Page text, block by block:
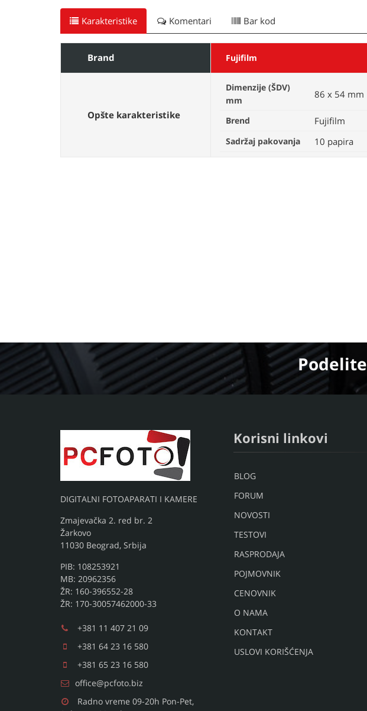
Karakteristike Komentari Bar kod
Brand Fujifilm
Opšte karakteristike
Dimenzije (ŠDV)
mm
86 x 54 mm
Brend Fujifilm
Sadržaj pakovanja 10 papira
Podelite
DIGITALNI FOTOAPARATI I KAMERE
Zmajevačka 2. red br. 2
Žarkovo
11030 Beograd, Srbija
PIB: 108253921
MB: 20962356
ŽR: 160-396552-28
ŽR: 170-30057462000-33
+381 11 407 21 09
+381 64 23 16 580
+381 65 23 16 580
office@pcfoto.biz
Radno vreme 09-20h Pon-Pet,
Korisni linkovi
BLOG
FORUM
NOVOSTI
TESTOVI
RASPRODAJA
POJMOVNIK
CENOVNIK
O NAMA
KONTAKT
USLOVI KORIŠĆENJA